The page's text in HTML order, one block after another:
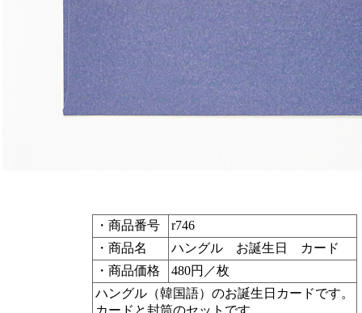
・商品番号
r746
・商品名
ハングル お誕生日 カード
・商品価格
480円／枚
ハングル（韓国語）のお誕生日カードです。